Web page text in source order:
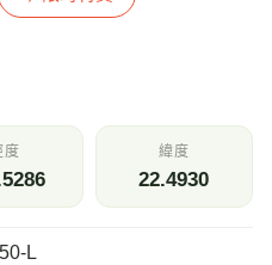
度 緯度
22.4930
L